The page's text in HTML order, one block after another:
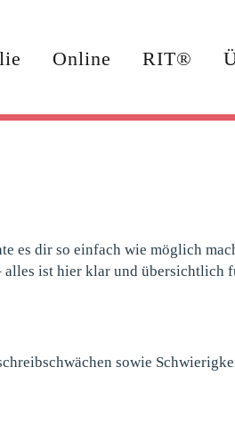
Online RIT®
dir so einfach wie möglich
ist hier klar und übersichtlich
sowie